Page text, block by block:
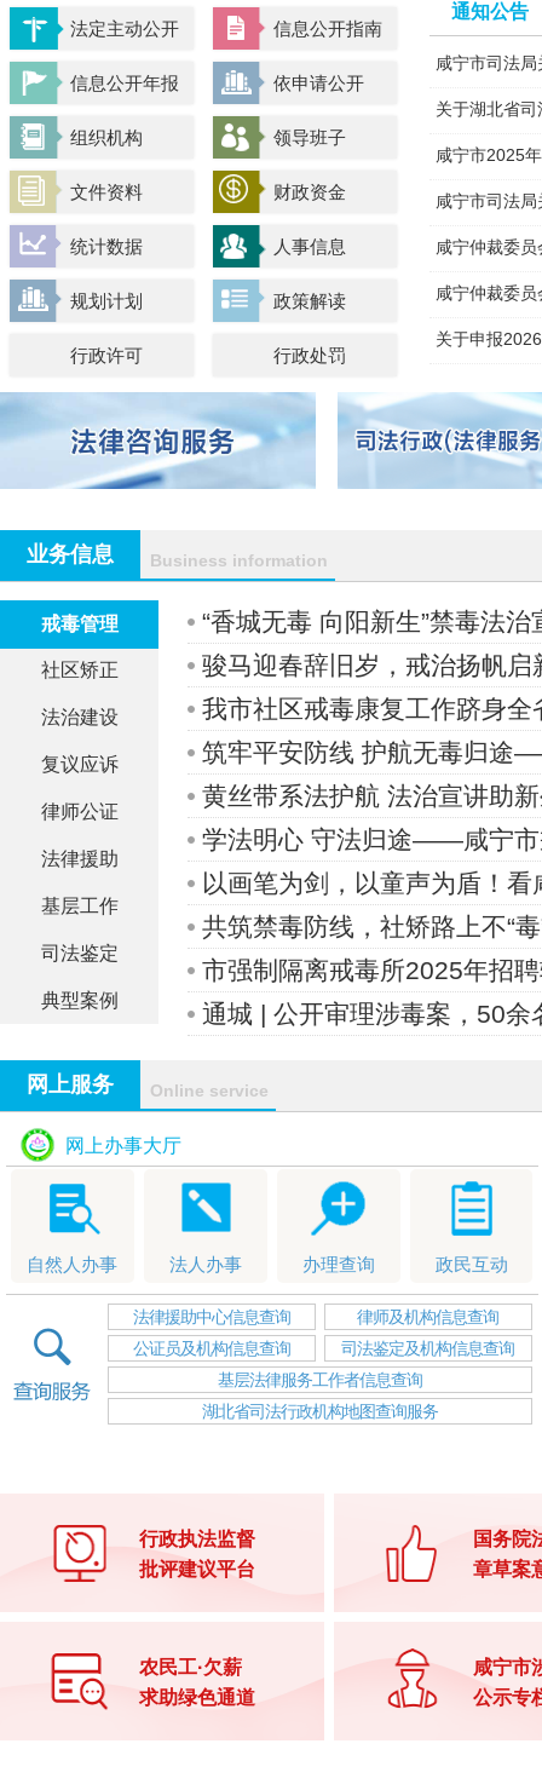
法定主动公开 信息公开指南
信息公开年报 依申请公开
组织机构 领导班子
文件资料 财政资金
统计数据 人事信息
规划计划 政策解读
行政许可 行政处罚
通知公告
咸宁市司法
资
关于湖北省
推
咸宁市2025
工
咸宁市司法
考
咸宁仲裁委
咸宁仲裁委
关于申报
业务信息 Business information
戒毒管理
社区矫正
法治建设
复议应诉
律师公证
法律援助
基层工作
司法鉴定
典型案例
“香城无毒 向阳新生”禁毒法
骏马迎春辞旧岁，戒治扬帆
我市社区戒毒康复工作跻身全
筑牢平安防线 护航无毒归途
黄丝带系法护航 法治宣讲助
学法明心 守法归途——咸宁市
以画笔为剑，以童声为盾！看
共筑禁毒防线，社矫路上不“毒
市强制隔离戒毒所2025年招
通城 | 公开审理涉毒案，50余
网上服务 Online service
网上办事大厅
自然人办事 法人办事 办理查询 政民互动
法律援助中心信息查询
律师及机构信息查询
公证员及机构信息查询
司法鉴定及机构信息查询
基层法律服务工作者信息查询
湖北省司法行政机构地图查询服务
行政执法监督
批评建议平台
国务院
章草案
农民工·欠薪
求助绿色通道
咸宁市
公示专